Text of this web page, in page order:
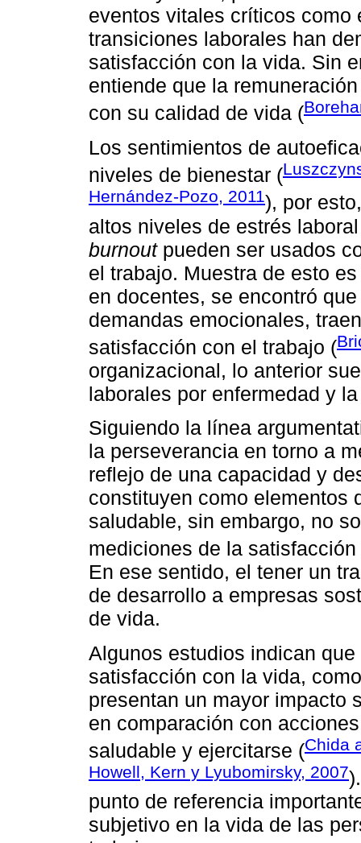
eventos vitales críticos
transiciones laborales han
satisfacción con la vida. Sin
entiende que la
con su calidad de vida (
Los sentimientos de
niveles de bienestar (
Hernández-Pozo, 2011), por
altos niveles de estrés
burnoutpueden ser usados
el trabajo. Muestra de esto
en docentes, se encontró
demandas emocionales,
satisfacción con el trabajo (
organizacional, lo anterior
laborales por enfermedad y
Siguiendo la línea
la perseverancia en torno a
reflejo de una capacidad y
constituyen como elementos
saludable, sin embargo, no
mediciones de la
En ese sentido, el tener un
de desarrollo a empresas
de vida.
Algunos estudios indican
satisfacción con la vida,
presentan un mayor impacto
en comparación con
saludable y ejercitarse (Chida
Howell, Kern y Lyubomirsky, 2007
punto de referencia
subjetivo en la vida de las